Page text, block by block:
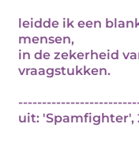
leidde ik een
mensen,
in de zekerheid
vraagstukken.
uit: 'Spamfighter',